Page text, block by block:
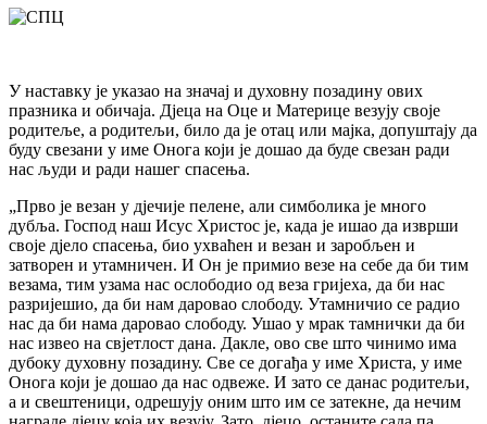
У наставку је указао на значај и духовну позадину ових
празника и обичаја. Дјеца на Оце и Материце везују своје
родитеље, а родитељи, било да је отац или мајка, допуштају да
буду свезани у име Онога који је дошао да буде свезан ради
нас људи и ради нашег спасења.
„Прво је везан у дјечије пелене, али симболика је много
дубља. Господ наш Исус Христос је, када је ишао да изврши
своје дјело спасења, био ухваћен и везан и заробљен и
затворен и утамничен. И Он је примио везе на себе да би тим
везама, тим узама нас ослободио од веза гријеха, да би нас
разријешио, да би нам даровао слободу. Утамничио се радио
нас да би нама даровао слободу. Ушао у мрак тамнички да би
нас извео на свјетлост дана. Дакле, ово све што чинимо има
дубоку духовну позадину. Све се догађа у име Христа, у име
Онога који је дошао да нас одвеже. И зато се данас родитељи,
а и свештеници, одрешују оним што им се затекне, да нечим